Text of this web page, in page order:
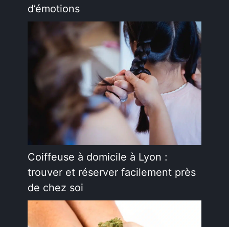
d’émotions
Coiffeuse à domicile à Lyon :
trouver et réserver facilement près
de chez soi